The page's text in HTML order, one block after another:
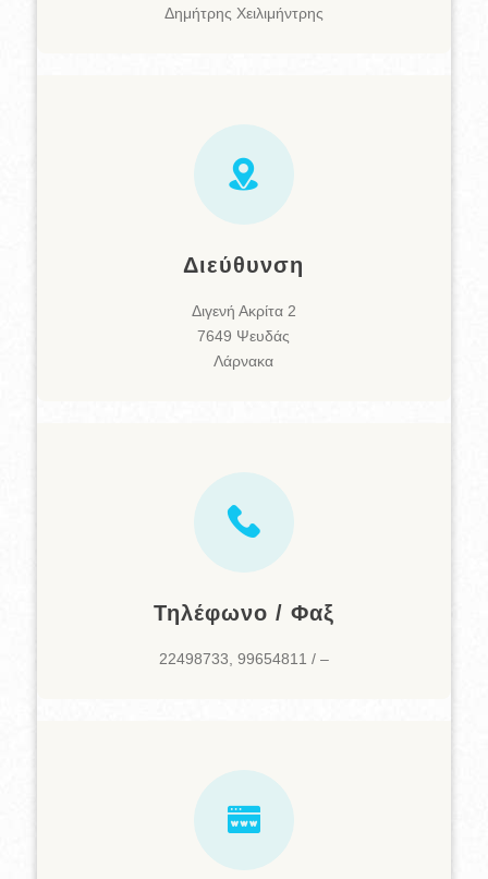
Δημήτρης Χειλιμήντρης
Διεύθυνση
Διγενή Ακρίτα 2
7649 Ψευδάς
Λάρνακα
Τηλέφωνο / Φαξ
22498733, 99654811 / –